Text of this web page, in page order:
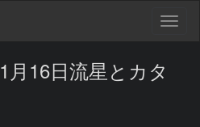
1月16日流星とカタ